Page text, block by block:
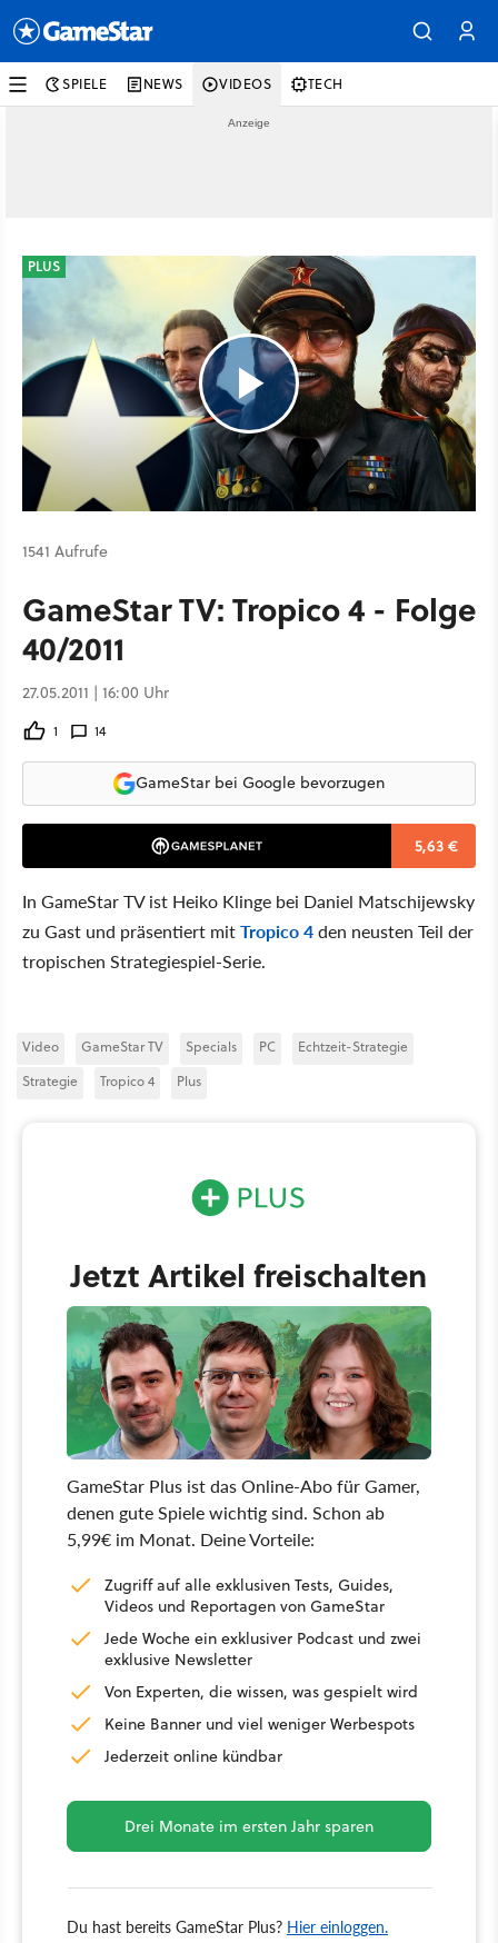
SPIELE NEWS VIDEOS TECH
PLUS
1541 Aufrufe
GameStar TV: Tropico 4 - Folge
40/2011
27.05.2011 | 16:00 Uhr
1 14
GameStar bei Google bevorzugen
5,63 €
In GameStar TV ist Heiko Klinge bei Daniel Matschijewsky
zu Gast und präsentiert mitTropico 4den neusten Teil der
tropischen Strategiespiel-Serie.
Video GameStar TV Specials PC
Echtzeit-Strategie
Strategie
Tropico 4 Plus
Jetzt Artikel freischalten
GameStar Plus ist das Online-Abo für Gamer,
denen gute Spiele wichtig sind. Schon ab
5,99€ im Monat. Deine Vorteile:
Zugriff auf alle exklusiven Tests, Guides,
Videos und Reportagen von GameStar
Jede Woche ein exklusiver Podcast und zwei
exklusive Newsletter
Von Experten, die wissen, was gespielt wird
Keine Banner und viel weniger Werbespots
Jederzeit online kündbar
Drei Monate im ersten Jahr sparen
Du hast bereits GameStar Plus? Hier einloggen.